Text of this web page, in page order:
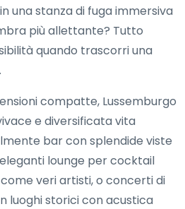
una stanza di fuga immersiva
più allettante? Tutto
quando trascorri una
compatte, Lussemburgo
e diversificata vita
bar con splendide viste
lounge per cocktail
veri artisti, o concerti di
luoghi storici con acustica